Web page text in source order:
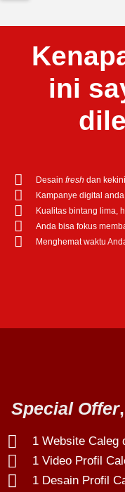
ini
Desainfresh dan
Kampanye digital
Kualitas bintang lima,
Anda bisa fokus
Menghemat waktu
Special Offer
1 Website Caleg
1 Video Profil
1 Desain Profil